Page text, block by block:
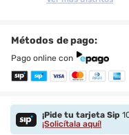
Métodos de pago:
Pago online con
¡Pide tu tarjeta Sip
¡Solicítala aquí!